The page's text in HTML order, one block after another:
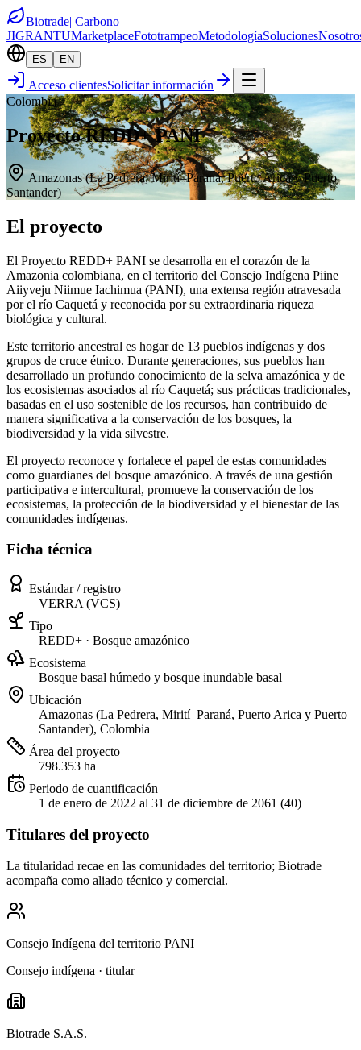
Biotrade| Carbono
JIGRANTUMarketplaceFototrampeoMetodologíaSoluciones
ES EN
Acceso clientesSolicitar información
Colombia
Proyecto REDD+ PANI
Amazonas (La Pedrera, Mirití–Paraná, Puerto Arica y Puerto
Santander)
El proyecto
El Proyecto REDD+ PANI se desarrolla en el corazón de la
Amazonia colombiana, en el territorio del Consejo Indígena Piine
Aiiyveju Niimue Iachimua (PANI), una extensa región atravesada
por el río Caquetá y reconocida por su extraordinaria riqueza
biológica y cultural.
Este territorio ancestral es hogar de 13 pueblos indígenas y dos
grupos de cruce étnico. Durante generaciones, sus pueblos han
desarrollado un profundo conocimiento de la selva amazónica y de
los ecosistemas asociados al río Caquetá; sus prácticas tradicionales,
basadas en el uso sostenible de los recursos, han contribuido de
manera significativa a la conservación de los bosques, la
biodiversidad y la vida silvestre.
El proyecto reconoce y fortalece el papel de estas comunidades
como guardianes del bosque amazónico. A través de una gestión
participativa e intercultural, promueve la conservación de los
ecosistemas, la protección de la biodiversidad y el bienestar de las
comunidades indígenas.
Ficha técnica
Estándar / registro
VERRA (VCS)
Tipo
REDD+ · Bosque amazónico
Ecosistema
Bosque basal húmedo y bosque inundable basal
Ubicación
Amazonas (La Pedrera, Mirití–Paraná, Puerto Arica y Puerto
Santander), Colombia
Área del proyecto
798.353 ha
Periodo de cuantificación
1 de enero de 2022 al 31 de diciembre de 2061 (40)
Titulares del proyecto
La titularidad recae en las comunidades del territorio; Biotrade
acompaña como aliado técnico y comercial.
Consejo Indígena del territorio PANI
Consejo indígena · titular
Biotrade S.A.S.